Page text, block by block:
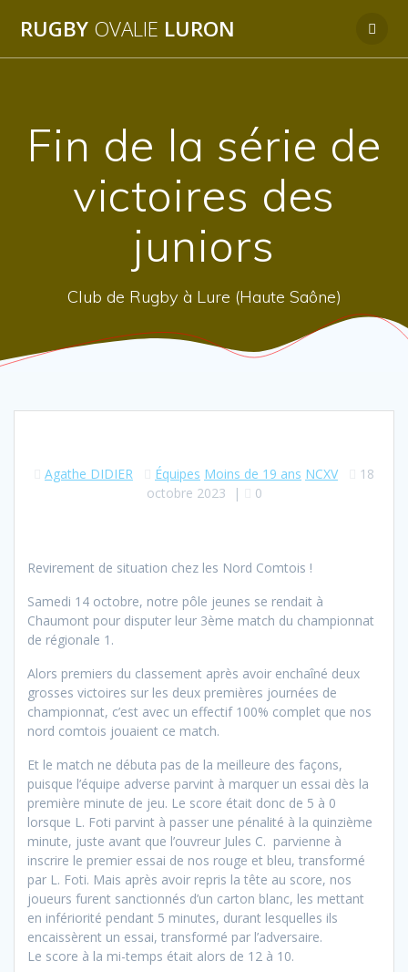
au
RUGBY OVALIE LURON
Fin de la série de
victoires des
juniors
Club de Rugby à Lure (Haute Saône)
Agathe DIDIER Équipes Moins de 19 ans NCXV
18
octobre 2023 | 0
Revirement de situation chez les Nord Comtois !
Samedi 14 octobre, notre pôle jeunes se rendait à
Chaumont pour disputer leur 3ème match du championnat
de régionale 1.
Alors premiers du classement après avoir enchaîné deux
grosses victoires sur les deux premières journées de
championnat, c’est avec un effectif 100% complet que nos
nord comtois jouaient ce match.
Et le match ne débuta pas de la meilleure des façons,
puisque l’équipe adverse parvint à marquer un essai dès la
première minute de jeu. Le score était donc de 5 à 0
lorsque L. Foti parvint à passer une pénalité à la quinzième
minute, juste avant que l’ouvreur Jules C. parvienne à
inscrire le premier essai de nos rouge et bleu, transformé
par L. Foti. Mais après avoir repris la tête au score, nos
joueurs furent sanctionnés d’un carton blanc, les mettant
en infériorité pendant 5 minutes, durant lesquelles ils
encaissèrent un essai, transformé par l’adversaire.
Le score à la mi-temps était alors de 12 à 10.